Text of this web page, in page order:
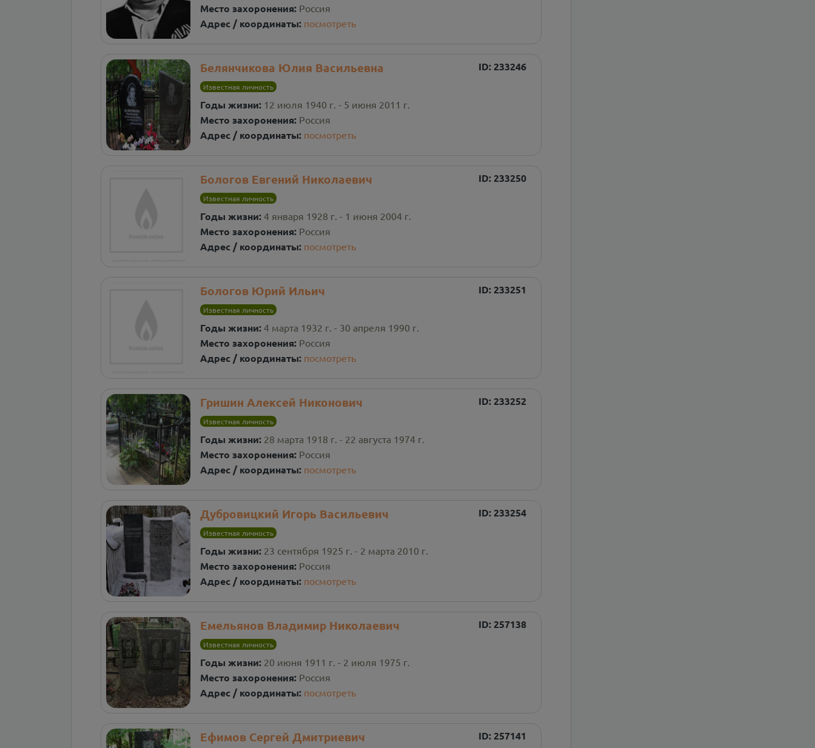
Место захоронения: Россия
Адрес / координаты: посмотреть
Белянчикова Юлия Васильевна ID: 233246
Известная личность
Годы жизни: 12 июля 1940 г. - 5 июня 2011 г.
Место захоронения: Россия
Адрес / координаты: посмотреть
Бологов Евгений Николаевич ID: 233250
Известная личность
Годы жизни: 4 января 1928 г. - 1 июня 2004 г.
Место захоронения: Россия
Адрес / координаты: посмотреть
Бологов Юрий Ильич ID: 233251
Известная личность
Годы жизни: 4 марта 1932 г. - 30 апреля 1990 г.
Место захоронения: Россия
Адрес / координаты: посмотреть
Гришин Алексей Никонович ID: 233252
Известная личность
Годы жизни: 28 марта 1918 г. - 22 августа 1974 г.
Место захоронения: Россия
Адрес / координаты: посмотреть
Дубровицкий Игорь Васильевич ID: 233254
Известная личность
Годы жизни: 23 сентября 1925 г. - 2 марта 2010 г.
Место захоронения: Россия
Адрес / координаты: посмотреть
Емельянов Владимир Николаевич ID: 257138
Известная личность
Годы жизни: 20 июня 1911 г. - 2 июля 1975 г.
Место захоронения: Россия
Адрес / координаты: посмотреть
Ефимов Сергей Дмитриевич ID: 257141